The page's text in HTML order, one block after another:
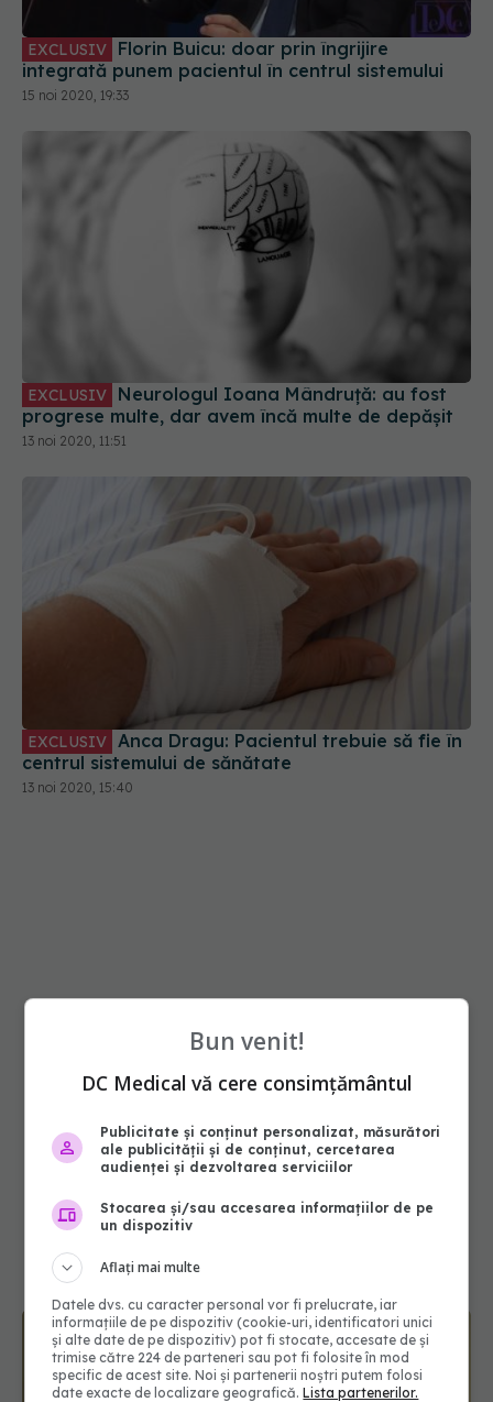
15 noi 2020, 19:33
progrese multe, dar avem încă multe de depășit
centrul sistemului de sănătate
Bun venit!
DC Medical vă cere consimțământul
Publicitate și conținut personalizat, măsurători
ale publicității și de conținut, cercetarea
audienței și dezvoltarea serviciilor
Stocarea și/sau accesarea informațiilor de pe
un dispozitiv
Aflați mai multe
Datele dvs. cu caracter personal vor fi prelucrate, iar
informațiile de pe dispozitiv (cookie-uri, identificatori unici
și alte date de pe dispozitiv) pot fi stocate, accesate de și
trimise către 224 de parteneri sau pot fi folosite în mod
specific de acest site. Noi și partenerii noștri putem folosi
date exacte de localizare geografică.Lista partenerilor.